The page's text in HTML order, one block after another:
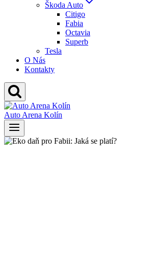
Škoda Auto
Citigo
Fabia
Octavia
Superb
Tesla
O Nás
Kontakty
Auto Arena Kolín